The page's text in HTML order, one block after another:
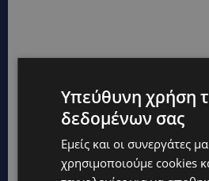
Υπεύθυνη χρήση
δεδομένων σας
Εμείς και οι συνεργάτες
χρησιμοποιούμε cookies